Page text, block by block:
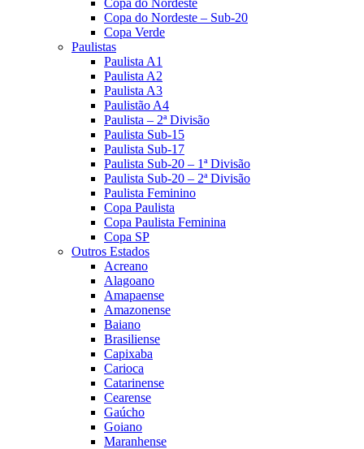
Copa do Nordeste – Sub-20
Copa Verde
Paulistas
Paulista A1
Paulista A2
Paulista A3
Paulistão A4
Paulista – 2ª Divisão
Paulista Sub-15
Paulista Sub-17
Paulista Sub-20 – 1ª Divisão
Paulista Sub-20 – 2ª Divisão
Paulista Feminino
Copa Paulista
Copa Paulista Feminina
Copa SP
Outros Estados
Acreano
Alagoano
Amapaense
Amazonense
Baiano
Brasiliense
Capixaba
Carioca
Catarinense
Cearense
Gaúcho
Goiano
Maranhense